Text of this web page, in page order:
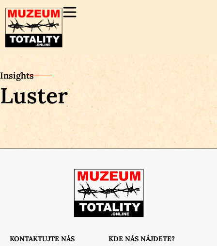
Insights
Luster
KONTAKTUJTE NÁS KDE NÁS NÁJDETE?